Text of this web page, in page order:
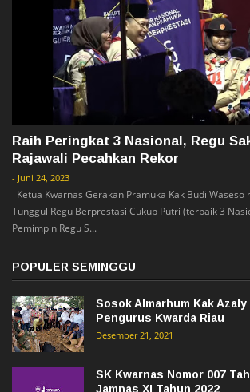
Raih Peringkat 3 Nasional, Regu
Rajawali Pecahkan Rekor
- Juni 24, 2023
Ketua Kwarnas Gerakan Pramuka Kak Budi Waseso
Tunggul Regu Berprestasi Cukup Putri (terbaik 3
Pemimpin Regu S...
POPULER SEMINGGU
Sosok Almarhum Kak
Pengurus Kwarda Riau
Desember 21, 2021
SK Kwarnas Nomor 007
Jamnas XI Tahun 2022